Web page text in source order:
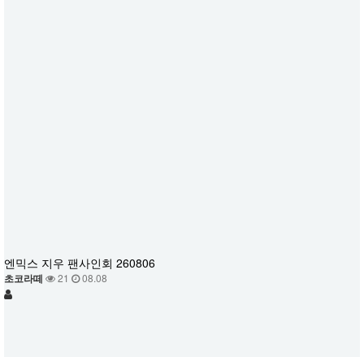
엔믹스 지우 팬사인회 260806
초코라떼 21 08.08